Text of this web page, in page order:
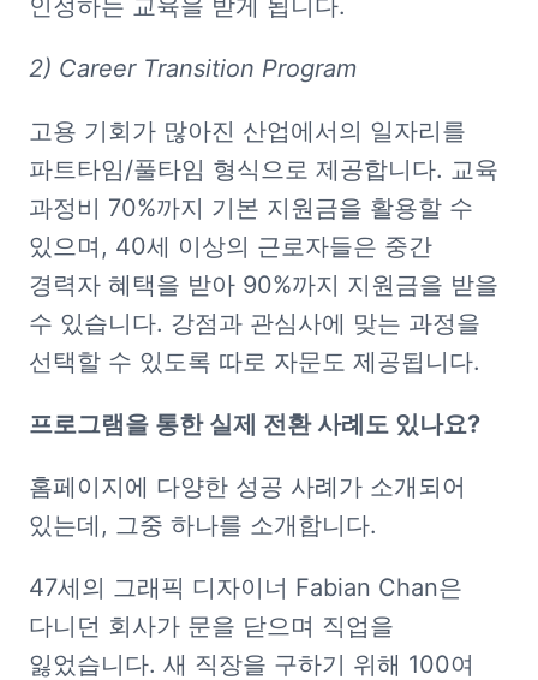
인정하는 교육을 받게 됩니다.
2) Career Transition Program
고용 기회가 많아진 산업에서의 일자리를
파트타임/풀타임 형식으로 제공합니다. 교육
과정비 70%까지 기본 지원금을 활용할 수
있으며, 40세 이상의 근로자들은 중간
경력자 혜택을 받아 90%까지 지원금을 받을
수 있습니다. 강점과 관심사에 맞는 과정을
선택할 수 있도록 따로 자문도 제공됩니다.
프로그램을 통한 실제 전환 사례도 있나요?
홈페이지에 다양한 성공 사례가 소개되어
있는데, 그중 하나를 소개합니다.
47세의 그래픽 디자이너 Fabian Chan은
다니던 회사가 문을 닫으며 직업을
잃었습니다. 새 직장을 구하기 위해 100여